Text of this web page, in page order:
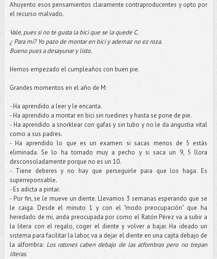
Ahuyento esos pensamientos claramente contraproducentes y opto por
el recurso malvado.
Vale, pues si no te gusta labicique se la quede C.
¿ Para mi? Yo pazo de montar enbiciyademaznoezroza.
Bueno pues a desayunar y listo.
Hemos empezado el cumpleaños con buen pie.
Grandes momentos en el año de M:
- Ha aprendido a leer y le encanta.
- Ha aprendido a montar en bici sin ruedines y hasta se pone de pie.
- Ha aprendido asnorklearcon gafas y sin tubo y no le da angustia vital
como a sus padres.
- Ha aprendido lo que es un examen: si sacas menos de 5 estás
eliminada. Se lo ha tomado muy a pecho y si saca un 9, 5 llora
desconsoladamente porque no es un 10.
- Tiene deberes y no hay que perseguirle para que los haga. Es
superreponsable.
- Es adicta a pintar.
- Porfin, se le mueve un diente. Llevamos 3 semanas esperando que se
le caiga. Desde el minuto 1 y con el "modo preocupación" que ha
heredado de mi, anda preocupada por como el Ratón Pérez va a subir a
la litera con el regalo, coger el diente y volver a bajar. Ha ideado un
sistema para facilitar la labor, va a dejar el diente en una cajita debajo de
la alfombra: Los ratones caben debajo de las alfombras pero no trepan
literas.